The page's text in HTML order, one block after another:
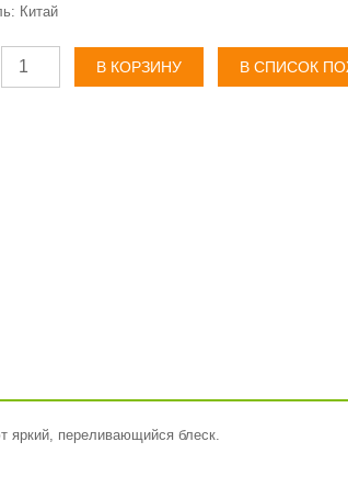
Китай
яркий, переливающийся блеск.